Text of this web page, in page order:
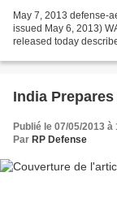
May 7, 2013 defense-
issued May 6, 2013)
released today
India
Publié le 07/05/2013 à
Par RP Defense